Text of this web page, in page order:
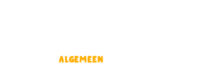
Algemeen